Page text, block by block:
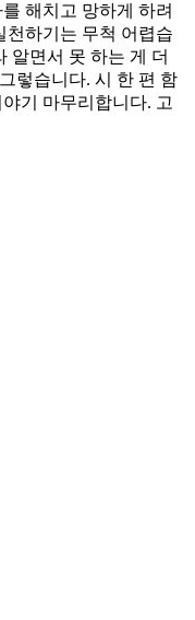
해치고 망하게 하려
천하기는 무척 어렵습
알면서 못 하는 게 더
렇습니다. 시 한 편 함
기 마무리합니다. 고